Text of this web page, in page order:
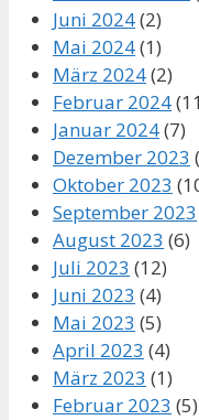
Juni 2024(2)
Mai 2024(1)
März 2024(2)
Februar 2024
Januar 2024(7)
Dezember 2023
Oktober 2023
September 2023
August 2023 (6)
Juli 2023 (12)
Juni 2023 (4)
Mai 2023 (5)
April 2023 (4)
März 2023 (1)
Februar 2023 (5)